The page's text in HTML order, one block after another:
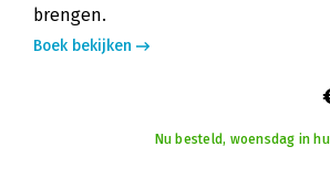
brengen.
Boek bekijken
Nu besteld, woensdag in